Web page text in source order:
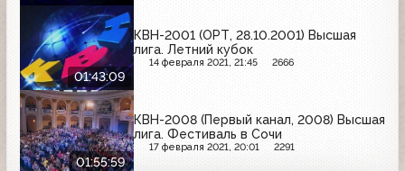
01:43:09
КВН-2001 (ОРТ, 28.10.2001) Высшая
лига. Летний кубок
14 февраля 2021, 21:45 2666
01:55:59
КВН-2008 (Первый канал, 2008) Высшая
лига. Фестиваль в Сочи
17 февраля 2021, 20:01 2291